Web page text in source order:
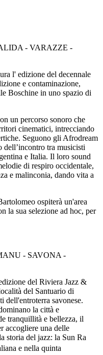
- VARAZZE -
l' edizione del decennale
e contaminazione,
Boschine in uno spazio di
un percorso sonoro che
cinematici, intrecciando
Seguono gli Afrodream
tra musicisti
e Italia. Il loro sound
di respiro occidentale,
e malinconia, dando vita a
ospiterà un'area
la sua selezione ad hoc, per
- SAVONA -
del Riviera Jazz &
del Santuario di
dell'entroterra savonese.
la città e
tranquillità e bellezza, il
accogliere una delle
storia del jazz: la Sun Ra
e nella quinta